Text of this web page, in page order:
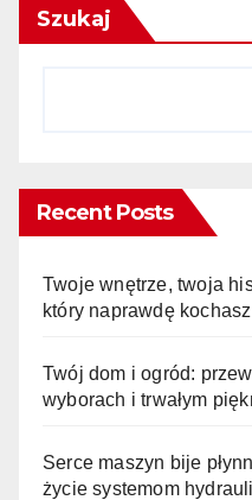
Szukaj
Recent Posts
Twoje wnętrze, twoja
który naprawdę kochasz
Twój dom i ogród:
wyborach i trwałym
Serce maszyn bije
życie systemom